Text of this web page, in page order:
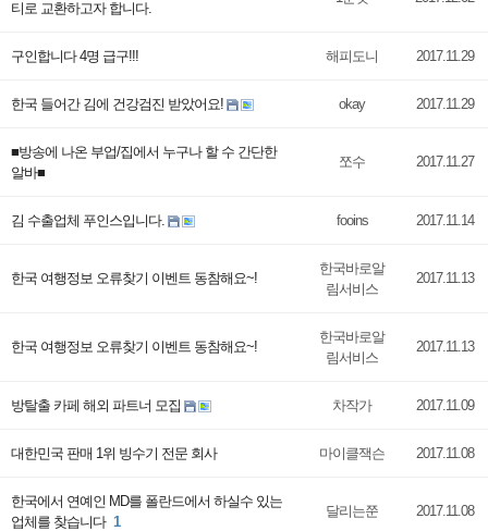
티로 교환하고자 합니다.
구인합니다 4명 급구!!! 해피도니 2017.11.29
한국 들어간 김에 건강검진 받았어요! okay 2017.11.29
■방송에 나온 부업/집에서 누구나 할 수 간단한
알바■
쪼수 2017.11.27
김 수출업체 푸인스입니다. fooins 2017.11.14
한국 여행정보 오류찾기 이벤트 동참해요~!
한국바로알
림서비스
2017.11.13
한국 여행정보 오류찾기 이벤트 동참해요~!
한국바로알
림서비스
2017.11.13
방탈출 카페 해외 파트너 모집 차작가 2017.11.09
대한민국 판매 1위 빙수기 전문 회사 마이클잭슨 2017.11.08
한국에서 연예인 MD를 폴란드에서 하실수 있는
업체를 찾습니다 1
달리는쭌 2017.11.08